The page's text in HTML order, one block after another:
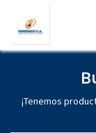
¡Tenemos
GET
Shop Now
GET15%